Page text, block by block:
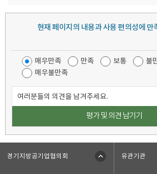
지
사
현재 페이지의 내용과 사용 편의성에 만
매우만족 만족 보통
불
매우불만족
의
기
경기지방공기업협의회 유관기관